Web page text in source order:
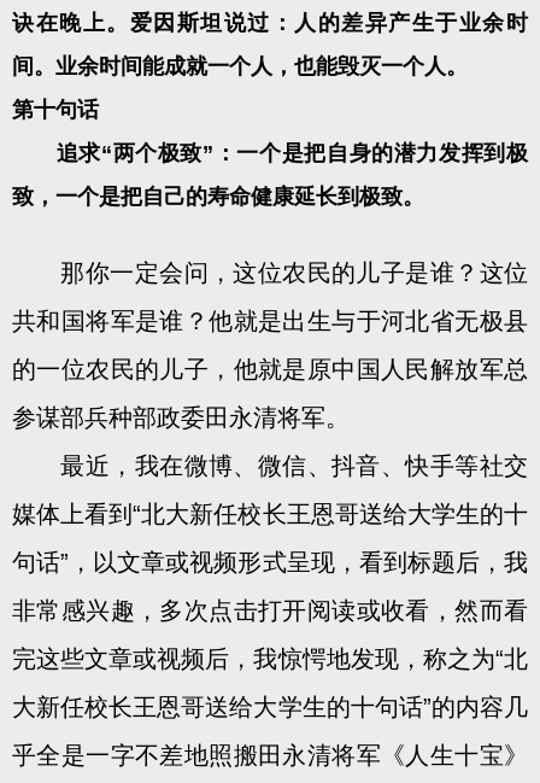
诀在晚上。爱因斯坦说过：人的差异产生于业余时
间。业余时间能成就一个人，也能毁灭一个人。
第十句话
追求“两个极致”：一个是把自身的潜力发挥到极
致，一个是把自己的寿命健康延长到极致。
那你一定会问，这位农民的儿子是谁？这位
共和国将军是谁？他就是出生与于河北省无极县
的一位农民的儿子，他就是原中国人民解放军总
参谋部兵种部政委田永清将军。
最近，我在微博、微信、抖音、快手等社交
媒体上看到“北大新任校长王恩哥送给大学生的十
句话”，以文章或视频形式呈现，看到标题后，我
非常感兴趣，多次点击打开阅读或收看，然而看
完这些文章或视频后，我惊愕地发现，称之为“北
大新任校长王恩哥送给大学生的十句话”的内容几
乎全是一字不差地照搬田永清将军《人生十宝》